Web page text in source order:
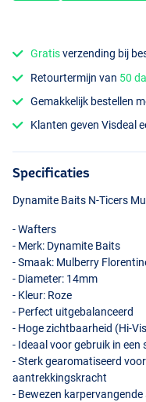
Gratisverzending bij
Retourtermijn van 50
Gemakkelijk bestellen
Klanten geven Visdeal
Specificaties
Dynamite Baits N-Ticers
- Wafters
- Merk: Dynamite Baits
- Smaak: Mulberry
- Diameter: 14mm
- Kleur: Roze
- Perfect uitgebalanceerd
- Hoge zichtbaarheid (Hi-
- Ideaal voor gebruik in een
- Sterk gearomatiseerd
aantrekkingskracht
- Bewezen karpervangende